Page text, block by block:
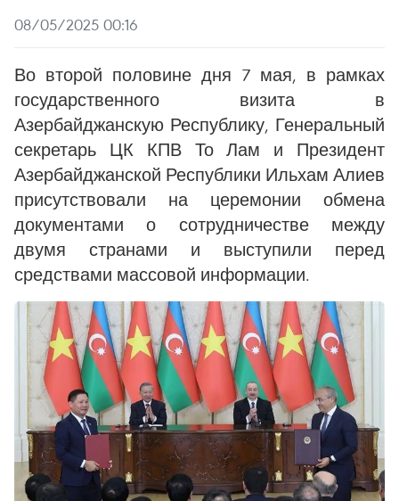
08/05/2025 00:16
Во второй половине дня 7 мая, в рамках
государственного визита в
Азербайджанскую Республику, Генеральный
секретарь ЦК КПВ То Лам и Президент
Азербайджанской Республики Ильхам Алиев
присутствовали на церемонии обмена
документами о сотрудничестве между
двумя странами и выступили перед
средствами массовой информации.